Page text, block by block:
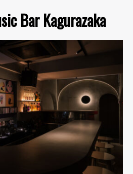
Bar Kagurazaka